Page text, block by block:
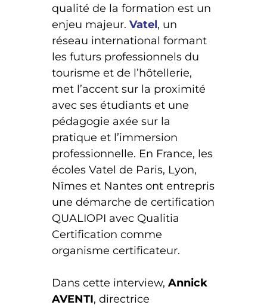
qualité de la formation est un
enjeu majeur.Vatel, un
réseau international formant
les futurs professionnels du
tourisme et de l’hôtellerie,
met l’accent sur la proximité
avec ses étudiants et une
pédagogie axée sur la
pratique et l’immersion
professionnelle. En France, les
écoles Vatel de Paris, Lyon,
Nîmes et Nantes ont entrepris
une démarche de certification
QUALIOPI avec Qualitia
Certification comme
organisme certificateur.
Dans cette interview,Annick
AVENTI, directrice